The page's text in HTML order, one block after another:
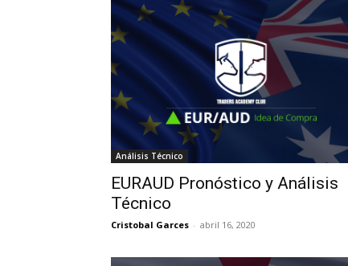
Análisis Técnico
EURAUD Pronóstico y Análisis
Técnico
Cristobal Garces - abril 16, 2020